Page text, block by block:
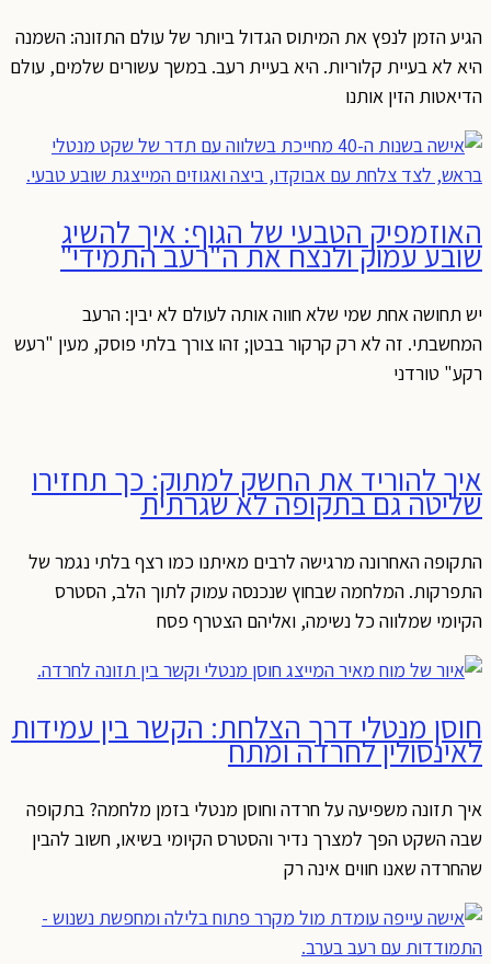
הגיע הזמן לנפץ את המיתוס הגדול ביותר של עולם התזונה: השמנה
היא לא בעיית קלוריות. היא בעיית רעב. במשך עשורים שלמים, עולם
הדיאטות הזין אותנו
האוזמפיק הטבעי של הגוף: איך להשיג
שובע עמוק ולנצח את ה"רעב התמידי"
יש תחושה אחת שמי שלא חווה אותה לעולם לא יבין: הרעב
המחשבתי. זה לא רק קרקור בבטן; זהו צורך בלתי פוסק, מעין "רעש
רקע" טורדני
איך להוריד את החשק למתוק: כך תחזירו
שליטה גם בתקופה לא שגרתית
התקופה האחרונה מרגישה לרבים מאיתנו כמו רצף בלתי נגמר של
התפרקות. המלחמה שבחוץ שנכנסה עמוק לתוך הלב, הסטרס
הקיומי שמלווה כל נשימה, ואליהם הצטרף פסח
חוסן מנטלי דרך הצלחת: הקשר בין עמידות
לאינסולין לחרדה ומתח
איך תזונה משפיעה על חרדה וחוסן מנטלי בזמן מלחמה? בתקופה
שבה השקט הפך למצרך נדיר והסטרס הקיומי בשיאו, חשוב להבין
שהחרדה שאנו חווים אינה רק